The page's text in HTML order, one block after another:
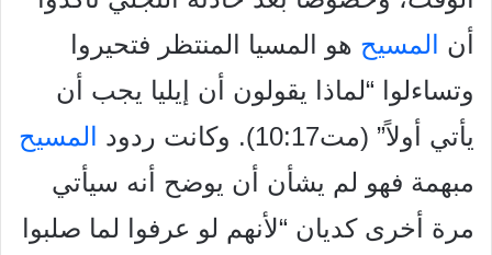
أن
المسيح هو المسيا المنتظر فتحيروا
وتساءلوا “لماذا يقولون أن إيليا يجب أن
يأتي أولاً” (مت10:17). وكانت ردود
المسيح
مبهمة فهو لم يشأن أن يوضح أنه سيأتي
مرة أخرى كديان “لأنهم لو عرفوا لما صلبوا